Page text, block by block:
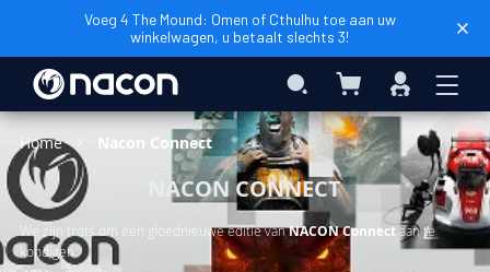
Voeg 4 The Mound: Omen of Cthulhu toe aan uw
winkelwagen, u betaalt slechts 3!
Search Winkelwagen
Inloggen
Home Nacon Connect
NACON CONNECT
We zijn trots om een gloednieuwe editie vanNACON Connectaan te
kondigen.